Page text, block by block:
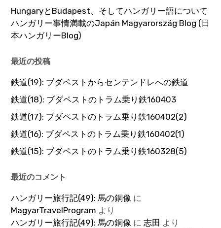
HungaryとBudapest、そしてハンガリー語について
ハンガリー事情満載のJapán Magyarország Blog (日
本ハンガリーBlog)
最近の投稿
鉄道(19): ブダペストからセンテンドレへの鉄道
鉄道(18): ブダペストのトラム乗り鉄160403
鉄道(17): ブダペストのトラム乗り鉄160402(2)
鉄道(16): ブダペストのトラム乗り鉄160402(1)
鉄道(15): ブダペストのトラム乗り鉄160328(5)
最近のコメント
ハンガリー旅行記(49): 馬の銅像 に
MagyarTravelProgram より
ハンガリー旅行記(49): 馬の銅像 に志田 より